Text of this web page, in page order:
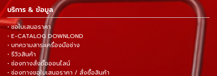
บริการ & ข้อมูล
• ขอใบเสนอราคา
• E-CATALOG DOWNLOND
• บทความสาระเครื่องมือช่าง
• รีวิวสินค้า
• ช่องทางสั่งซื้อออนไลน์
• ช่องทางขอใบเสนอราคา / สั่งซื้อสินค้า